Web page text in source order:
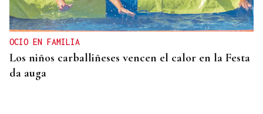
OCIO EN FAMILIA
Los niños carballiñeses vencen el calor en la Festa
da auga